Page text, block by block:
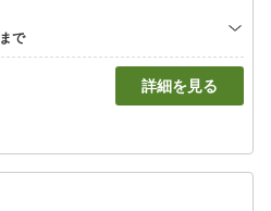
詳細を見る